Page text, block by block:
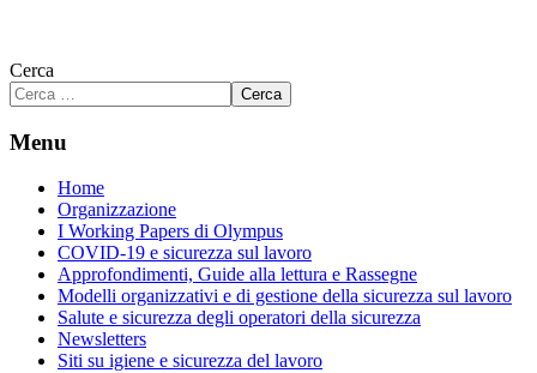
Cerca
Cerca
Menu
Home
Organizzazione
I Working Papers di Olympus
COVID-19 e sicurezza sul lavoro
Approfondimenti, Guide alla lettura e Rassegne
Modelli organizzativi e di gestione della sicurezza sul lavoro
Salute e sicurezza degli operatori della sicurezza
Newsletters
Siti su igiene e sicurezza del lavoro